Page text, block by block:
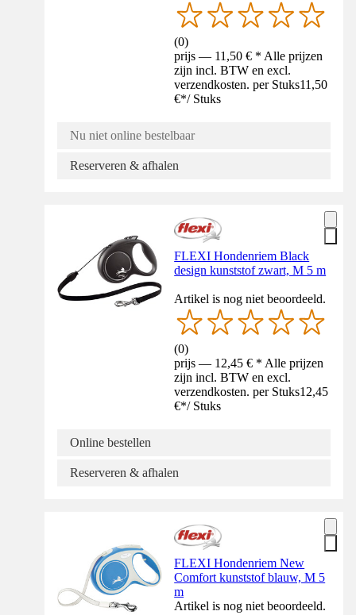
(0)
prijs — 11,50 € * Alle prijzen
zijn incl. BTW en excl.
verzendkosten. per Stuks11,50
€*/ Stuks
Nu niet online bestelbaar
Reserveren & afhalen
FLEXI Hondenriem Black
design kunststof zwart, M 5 m
Artikel is nog niet beoordeeld.
(0)
prijs — 12,45 € * Alle prijzen
zijn incl. BTW en excl.
verzendkosten. per Stuks12,45
€*/ Stuks
Online bestellen
Reserveren & afhalen
FLEXI Hondenriem New
Comfort kunststof blauw, M 5
m
Artikel is nog niet beoordeeld.